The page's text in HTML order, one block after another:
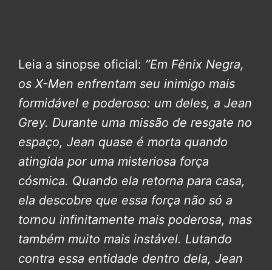
Leia a sinopse oficial: “Em Fênix Negra,
os X-Men enfrentam seu inimigo mais
formidável e poderoso: um deles, a Jean
Grey. Durante uma missão de resgate no
espaço, Jean quase é morta quando
atingida por uma misteriosa força
cósmica. Quando ela retorna para casa,
ela descobre que essa força não só a
tornou infinitamente mais poderosa, mas
também muito mais instável. Lutando
contra essa entidade dentro dela, Jean